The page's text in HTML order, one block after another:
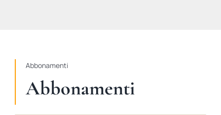
Abbonamenti
Abbonamenti